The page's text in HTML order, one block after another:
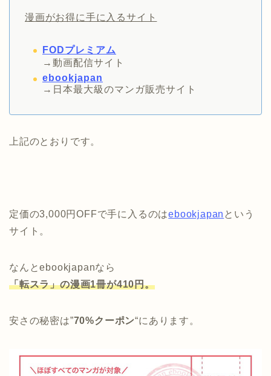
漫画がお得に手に入るサイト
FODプレミアム
→動画配信サイト
ebookjapan
→日本最大級のマンガ販売サイト
上記のとおりです。
定価の3,000円OFFで手に入るのはebookjapan という
サイト。
なんとebookjapanなら
「転スラ」の漫画1冊が410円。
安さの秘密は”70%クーポン“にあります。